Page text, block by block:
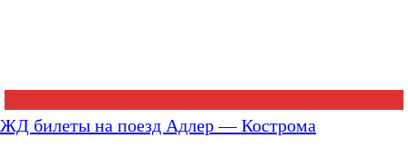
ЖД билеты на поезд Адлер — Кострома